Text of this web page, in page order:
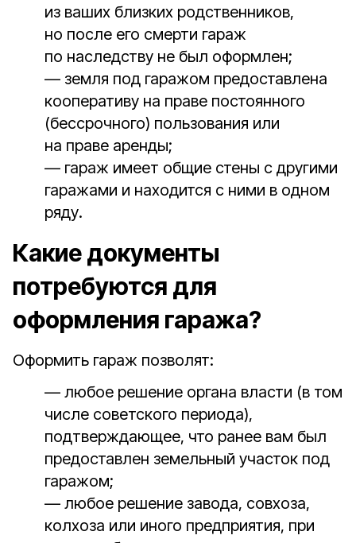
из ваших близких родственников,
но после его смерти гараж
по наследству не был оформлен;
— земля под гаражом предоставлена
кооперативу на праве постоянного
(бессрочного) пользования или
на праве аренды;
— гараж имеет общие стены с другими
гаражами и находится с ними в одном
ряду.
Какие документы
потребуются для
оформления гаража?
Оформить гараж позволят:
— любое решение органа власти (в том
числе советского периода),
подтверждающее, что ранее вам был
предоставлен земельный участок под
гаражом;
— любое решение завода, совхоза,
колхоза или иного предприятия, при